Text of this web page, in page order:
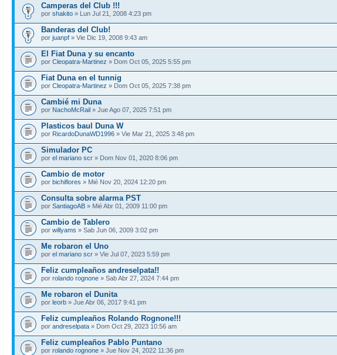
Camperas del Club !!!
por shakito » Lun Jul 21, 2008 4:23 pm
Banderas del Club!
por juanpf » Vie Dic 19, 2008 9:43 am
El Fiat Duna y su encanto
por Cleopatra-Martinez » Dom Oct 05, 2025 5:55 pm
Fiat Duna en el tunnig
por Cleopatra-Martinez » Dom Oct 05, 2025 7:38 pm
Cambié mi Duna
por NachoMcRail » Jue Ago 07, 2025 7:51 pm
Plasticos baul Duna W
por RicardoDunaWD1996 » Vie Mar 21, 2025 3:48 pm
Simulador PC
por el mariano scr » Dom Nov 01, 2020 8:06 pm
Cambio de motor
por bichiflores » Mié Nov 20, 2024 12:20 pm
Consulta sobre alarma PST
por SantiagoAB » Mié Abr 01, 2009 11:00 pm
Cambio de Tablero
por willyams » Sab Jun 06, 2009 3:02 pm
Me robaron el Uno
por el mariano scr » Vie Jul 07, 2023 5:59 pm
Feliz cumpleaños andreselpata!!
por rolando rognone » Sab Abr 27, 2024 7:44 pm
Me robaron el Dunita
por leorb » Jue Abr 06, 2017 9:41 pm
Feliz cumpleaños Rolando Rognone!!!
por andreselpata » Dom Oct 29, 2023 10:56 am
Feliz cumpleaños Pablo Puntano
por rolando rognone » Jue Nov 24, 2022 11:36 pm